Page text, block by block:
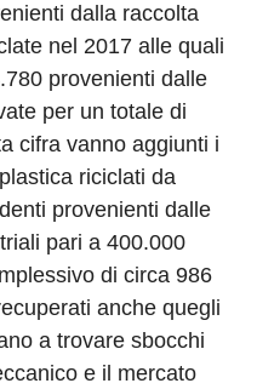
dalla raccolta
nel 2017 alle quali
provenienti dalle
per un totale di
cifra vanno aggiunti i
riciclati da
provenienti dalle
pari a 400.000
di circa 986
anche quegli
a trovare sbocchi
e il mercato